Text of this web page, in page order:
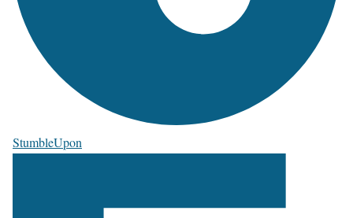
StumbleUpon